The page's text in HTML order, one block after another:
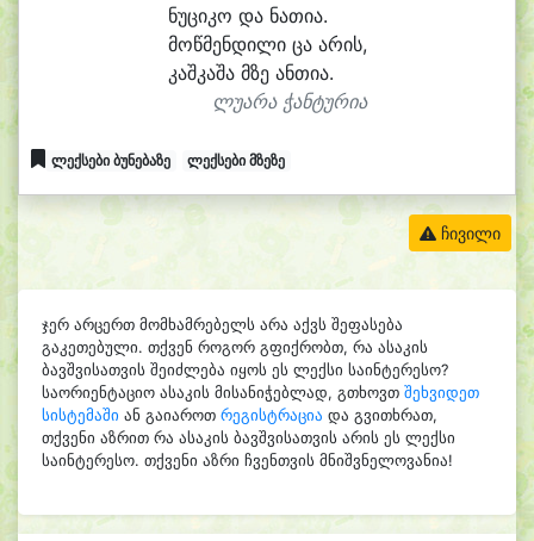
ნუციკო და ნათია.
მოწმენდილი ცა არის,
კაშკაშა მზე ანთია.
ლუარა ჭანტურია
ლექსები ბუნებაზე ლექსები მზეზე
ჩივილი
ჯერ არცერთ მომხამრებელს არა აქვს შეფასება
გაკეთებული. თქვენ როგორ გფიქრობთ, რა ასაკის
ბავშვისათვის შეიძლება იყოს ეს ლექსი საინტერესო?
საორიენტაციო ასაკის მისანიჭებლად, გთხოვთ შეხვიდეთ
სისტემაში ან გაიაროთ რეგისტრაცია და გვითხრათ,
თქვენი აზრით რა ასაკის ბავშვისათვის არის ეს ლექსი
საინტერესო. თქვენი აზრი ჩვენთვის მნიშვნელოვანია!